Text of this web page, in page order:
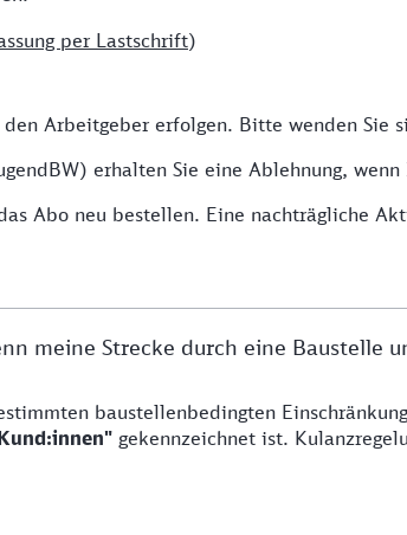
per Lastschrift)
Arbeitgeber erfolgen. Bitte wenden Sie
erhalten Sie eine Ablehnung,
Abo neu bestellen. Eine nachträgliche
meine Strecke durch eine Baustelle
baustellenbedingten
gekennzeichnet ist.